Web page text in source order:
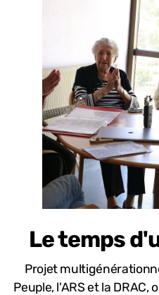
Le temps
Projet
Peuple, l'ARS et la DRAC,